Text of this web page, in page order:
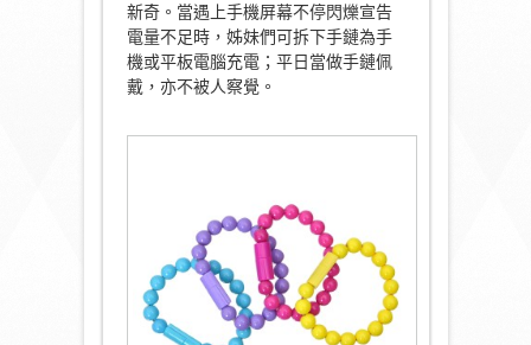
新奇。當遇上手機屏幕不停閃爍宣告
電量不足時，姊妹們可拆下手鏈為手
機或平板電腦充電；平日當做手鏈佩
戴，亦不被人察覺。